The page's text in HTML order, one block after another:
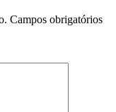
Campos obrigatórios